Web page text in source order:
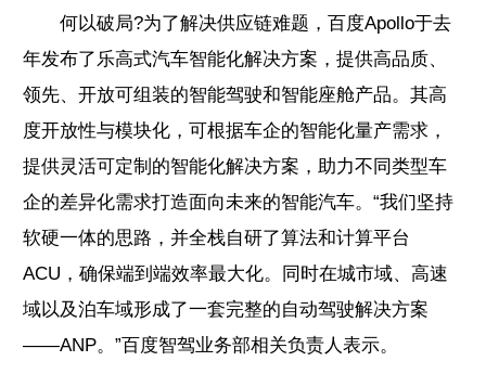
何以破局?为了解决供应链难题，百度Apollo于去
年发布了乐高式汽车智能化解决方案，提供高品质、
领先、开放可组装的智能驾驶和智能座舱产品。其高
度开放性与模块化，可根据车企的智能化量产需求，
提供灵活可定制的智能化解决方案，助力不同类型车
企的差异化需求打造面向未来的智能汽车。“我们坚持
软硬一体的思路，并全栈自研了算法和计算平台
ACU，确保端到端效率最大化。同时在城市域、高速
域以及泊车域形成了一套完整的自动驾驶解决方案
——ANP。”百度智驾业务部相关负责人表示。